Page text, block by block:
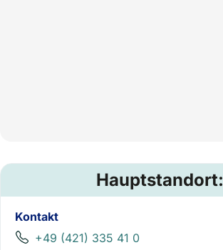
Hauptstandort:
Kontakt
+49 (421) 335 41 0